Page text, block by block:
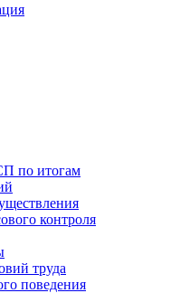
по итогам
контроля
труда
поведения